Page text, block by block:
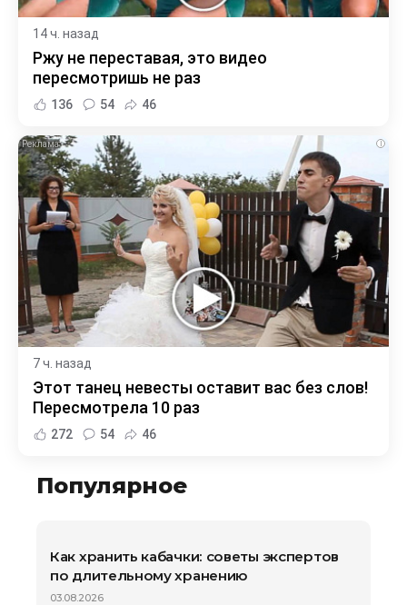
14 ч. назад
Ржу не переставая, это видео
пересмотришь не раз
136 54 46
i
7 ч. назад
Этот танец невесты оставит вас без слов!
Пересмотрела 10 раз
272 54 46
Популярное
Как хранить кабачки: советы экспертов
по длительному хранению
03.08.2026